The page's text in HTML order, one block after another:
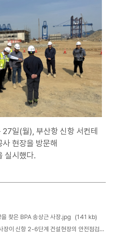
일(월), 부산항 신항 서컨테
현장을 방문해
실시했다.
찾은 BPA 송상근 사장.jpg
(141 kb)
(260428 보도사진) 송상근 BPA 사장이 신항 2-6단계 건설현장의 안전점검을 하고 있다.JPG